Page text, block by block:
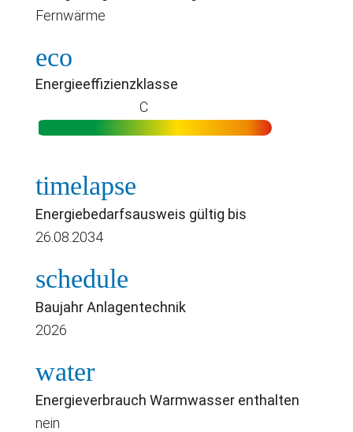
Fernwärme
eco
Energieeffizienzklasse
C
timelapse
Energiebedarfsausweis gültig bis
26.08.2034
schedule
Baujahr Anlagentechnik
2026
water
Energieverbrauch Warmwasser enthalten
nein